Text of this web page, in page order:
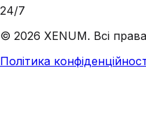
24/7
© 2026 XENUM. Всі
Політика